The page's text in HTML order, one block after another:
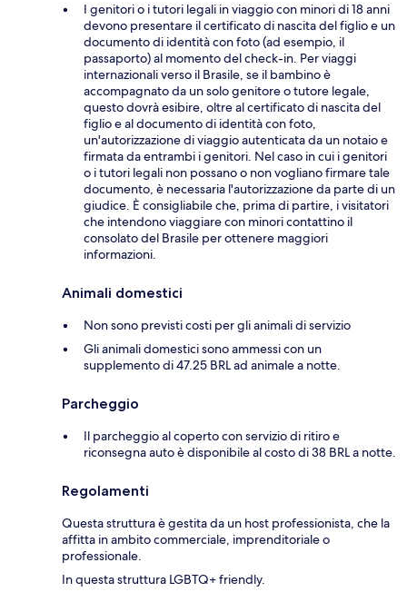
I genitori o i tutori legali in viaggio con minori di 18 anni
devono presentare il certificato di nascita del figlio e un
documento di identità con foto (ad esempio, il
passaporto) al momento del check-in. Per viaggi
internazionali verso il Brasile, se il bambino è
accompagnato da un solo genitore o tutore legale,
questo dovrà esibire, oltre al certificato di nascita del
figlio e al documento di identità con foto,
un'autorizzazione di viaggio autenticata da un notaio e
firmata da entrambi i genitori. Nel caso in cui i genitori
o i tutori legali non possano o non vogliano firmare tale
documento, è necessaria l'autorizzazione da parte di un
giudice. È consigliabile che, prima di partire, i visitatori
che intendono viaggiare con minori contattino il
consolato del Brasile per ottenere maggiori
informazioni.
Animali domestici
Non sono previsti costi per gli animali di servizio
Gli animali domestici sono ammessi con un
supplemento di 47.25 BRL ad animale a notte.
Parcheggio
Il parcheggio al coperto con servizio di ritiro e
riconsegna auto è disponibile al costo di 38 BRL a notte.
Regolamenti
Questa struttura è gestita da un host professionista, che la
affitta in ambito commerciale, imprenditoriale o
professionale.
In questa struttura LGBTQ+ friendly.